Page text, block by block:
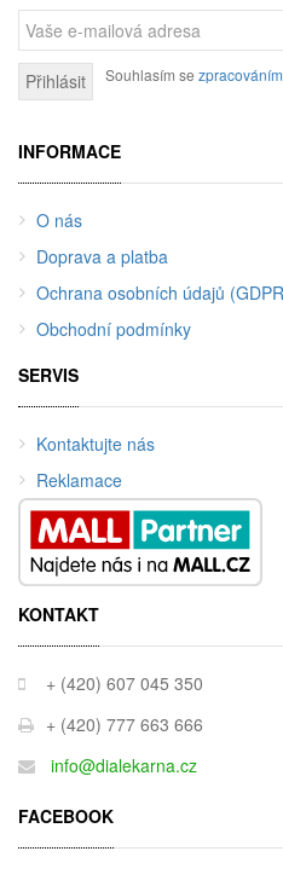
Přihlásit Souhlasím se
INFORMACE
O nás
Doprava a platba
Ochrana osobních údajů
Obchodní podmínky
SERVIS
Kontaktujte nás
Reklamace
KONTAKT
+ (420) 607 045 350
+ (420) 777 663 666
info@dialekarna.cz
FACEBOOK